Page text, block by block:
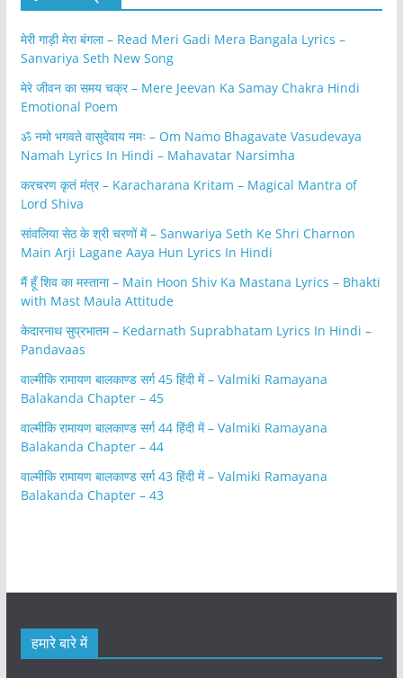
मेरी गाड़ी मेरा बंगला – Read Meri Gadi Mera Bangala Lyrics –
Sanvariya Seth New Song
मेरे जीवन का समय चक्र – Mere Jeevan Ka Samay Chakra Hindi
Emotional Poem
ॐ नमो भगवते वासुदेवाय नमः – Om Namo Bhagavate Vasudevaya
Namah Lyrics In Hindi – Mahavatar Narsimha
करचरण कृतं मंत्र – Karacharana Kritam – Magical Mantra of
Lord Shiva
सांवलिया सेठ के श्री चरणों में – Sanwariya Seth Ke Shri Charnon
Main Arji Lagane Aaya Hun Lyrics In Hindi
मैं हूँ शिव का मस्ताना – Main Hoon Shiv Ka Mastana Lyrics – Bhakti
with Mast Maula Attitude
केदारनाथ सुप्रभातम – Kedarnath Suprabhatam Lyrics In Hindi –
Pandavaas
वाल्मीकि रामायण बालकाण्ड सर्ग 45 हिंदी में – Valmiki Ramayana
Balakanda Chapter – 45
वाल्मीकि रामायण बालकाण्ड सर्ग 44 हिंदी में – Valmiki Ramayana
Balakanda Chapter – 44
वाल्मीकि रामायण बालकाण्ड सर्ग 43 हिंदी में – Valmiki Ramayana
Balakanda Chapter – 43
हमारे बारे में